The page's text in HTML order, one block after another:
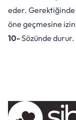
eder. Gerektiğinde
öne geçmesine
10-Sözünde